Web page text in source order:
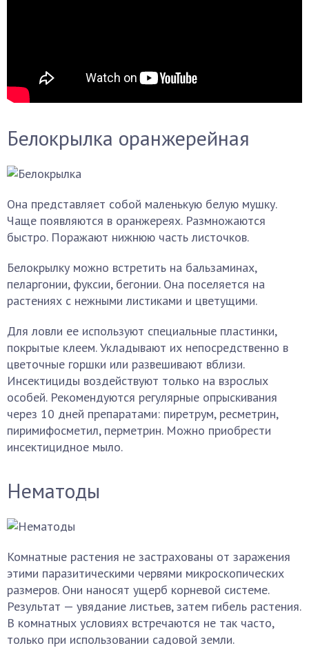
Белокрылка оранжерейная
Она представляет собой маленькую белую мушку.
Чаще появляются в оранжереях. Размножаются
быстро. Поражают нижнюю часть листочков.
Белокрылку можно встретить на бальзаминах,
пеларгонии, фуксии, бегонии. Она поселяется на
растениях с нежными листиками и цветущими.
Для ловли ее используют специальные пластинки,
покрытые клеем. Укладывают их непосредственно в
цветочные горшки или развешивают вблизи.
Инсектициды воздействуют только на взрослых
особей. Рекомендуются регулярные опрыскивания
через 10 дней препаратами: пиретрум, ресметрин,
пиримифосметил, перметрин. Можно приобрести
инсектицидное мыло.
Нематоды
Комнатные растения не застрахованы от заражения
этими паразитическими червями микроскопических
размеров. Они наносят ущерб корневой системе.
Результат — увядание листьев, затем гибель растения.
В комнатных условиях встречаются не так часто,
только при использовании садовой земли.